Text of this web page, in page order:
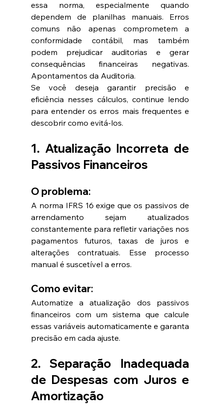
essa norma, especialmente quando
dependem de planilhas manuais. Erros
comuns não apenas comprometem a
conformidade contábil, mas também
podem prejudicar auditorias e gerar
consequências financeiras negativas.
Apontamentos da Auditoria.
Se você deseja garantir precisão e
eficiência nesses cálculos, continue lendo
para entender os erros mais frequentes e
descobrir como evitá-los.
1. Atualização Incorreta de
Passivos Financeiros
O problema:
A norma IFRS 16 exige que os passivos de
arrendamento sejam atualizados
constantemente para refletir variações nos
pagamentos futuros, taxas de juros e
alterações contratuais. Esse processo
manual é suscetível a erros.
Como evitar:
Automatize a atualização dos passivos
financeiros com um sistema que calcule
essas variáveis automaticamente e garanta
precisão em cada ajuste.
2. Separação Inadequada
de Despesas com Juros e
Amortização